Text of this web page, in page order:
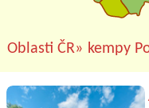
Oblasti ČR» kempy